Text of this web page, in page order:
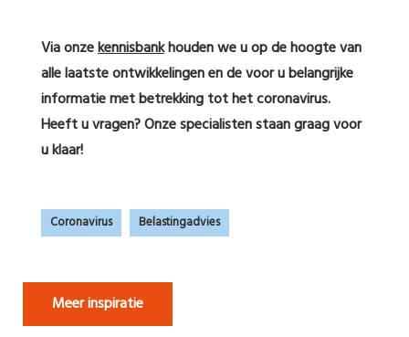
Via onzekennisbankhouden we u op de hoogte van
alle laatste ontwikkelingen en de voor u belangrijke
informatie met betrekking tot het coronavirus.
Heeft u vragen? Onze specialisten staan graag voor
u klaar!
Coronavirus Belastingadvies
Meer inspiratie